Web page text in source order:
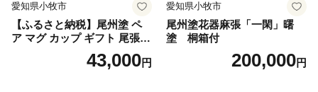
愛知県小牧市
【ふるさと納税】尾州塗 ペ
ア マグ カップ ギフト 尾張漆
漆 漆器 漆器工芸 工芸品 芸術
性 実用性 抗菌性 美味しく安
43,000円
愛知県小牧市
尾州塗花器麻張「一閑」曙
塗 桐箱付
200,000円